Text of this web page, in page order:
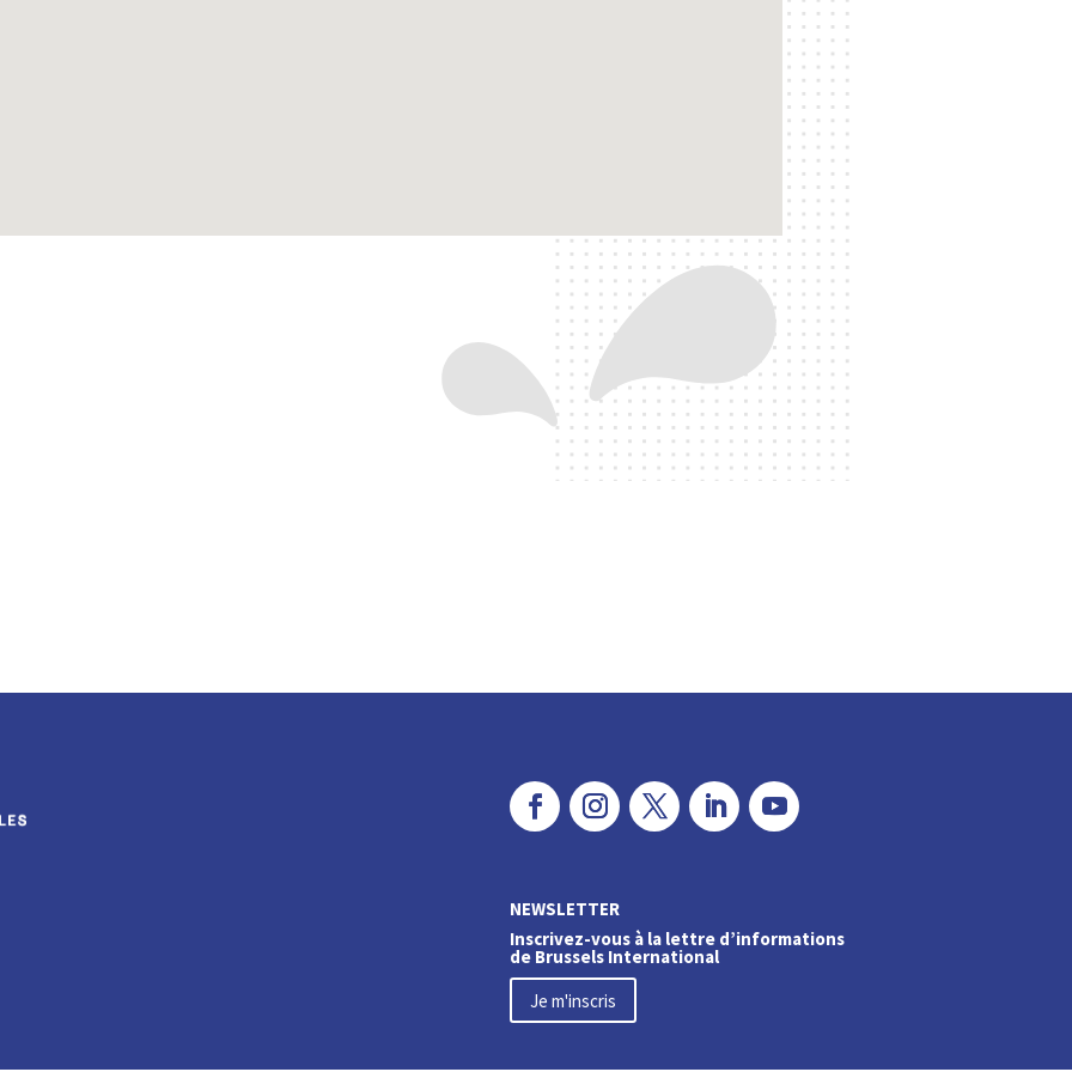
NEWSLETTER
Inscrivez-vous à la lettre d’informations
de Brussels International
Je m'inscris